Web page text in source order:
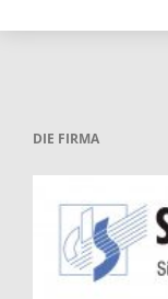
DIE FIRMA